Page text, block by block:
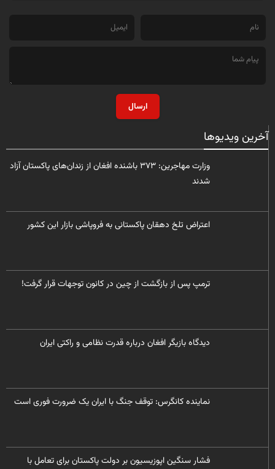
ارسال
آخرین ویدیوها
وزارت مهاجرین: ۳۷۳ باشنده افغان از زندان‌های پاکستان آزاد
شدند
​اعتراض تلخ دهقان پاکستانی به فروپاشی بازار این کشور
ترمپ پس از بازگشت از چین در کانون توجهات قرار گرفت!
ديدگاه بازیگر افغان درباره قدرت نظامی و راکتی ایران
نماینده کانگرس: توقف جنگ با ایران یک ضرورت فوری است
فشار سنگین اپوزیسیون بر دولت پاکستان برای تعامل با